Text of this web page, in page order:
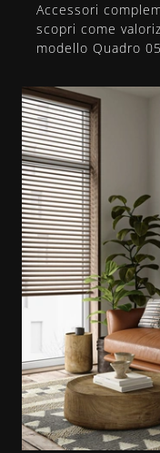
Accessori
scopri come
modello Quadro